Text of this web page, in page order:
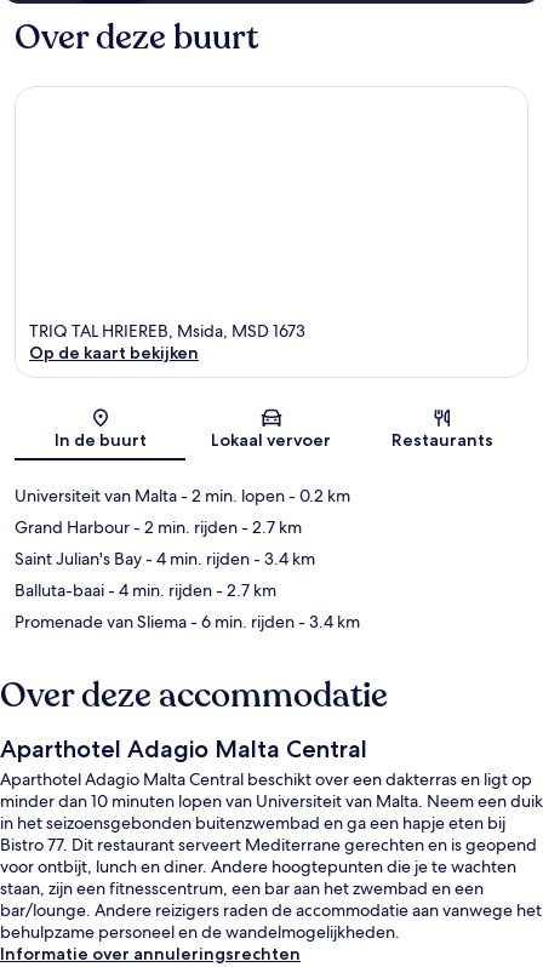
Over deze buurt
Kaart
TRIQ TAL HRIEREB, Msida, MSD 1673
Op de kaart bekijken
In de buurt Lokaal vervoer Restaurants
Universiteit van Malta- 2 min. lopen- 0.2 km
Grand Harbour- 2 min. rijden- 2.7 km
Saint Julian's Bay- 4 min. rijden- 3.4 km
Balluta-baai- 4 min. rijden- 2.7 km
Promenade van Sliema- 6 min. rijden- 3.4 km
Over deze accommodatie
Aparthotel Adagio Malta Central
Aparthotel Adagio Malta Central beschikt over een dakterras en ligt op
minder dan 10 minuten lopen van Universiteit van Malta. Neem een duik
in het seizoensgebonden buitenzwembad en ga een hapje eten bij
Bistro 77. Dit restaurant serveert Mediterrane gerechten en is geopend
voor ontbijt, lunch en diner. Andere hoogtepunten die je te wachten
staan, zijn een fitnesscentrum, een bar aan het zwembad en een
bar/lounge. Andere reizigers raden de accommodatie aan vanwege het
behulpzame personeel en de wandelmogelijkheden.
Informatie over annuleringsrechten